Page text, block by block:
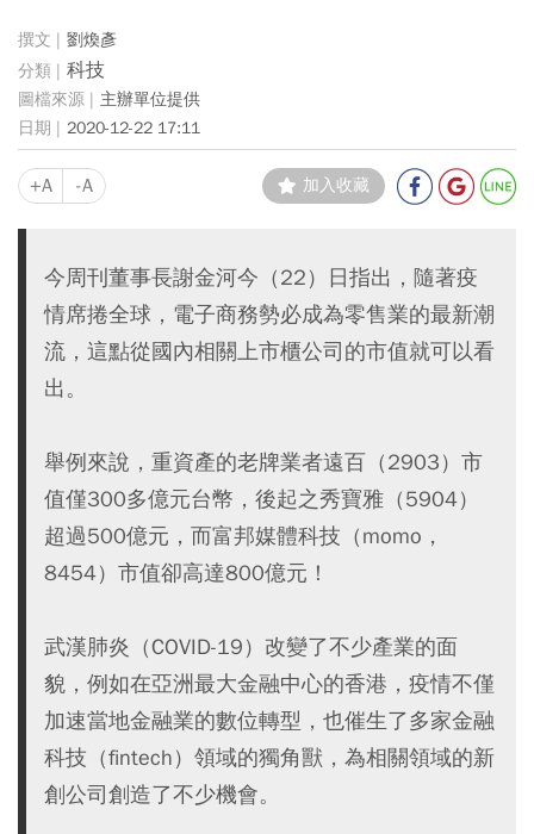
劉煥彥
科技
主辦單位提供
2020-12-22 17:11
+A -A 加入收藏
今周刊董事長謝金河今（22）日指出，隨著疫
情席捲全球，電子商務勢必成為零售業的最新潮
流，這點從國內相關上市櫃公司的市值就可以看
出。
舉例來說，重資產的老牌業者遠百（2903）市
值僅300多億元台幣，後起之秀寶雅（5904）
超過500億元，而富邦媒體科技（momo，
8454）市值卻高達800億元！
武漢肺炎（COVID-19）改變了不少產業的面
貌，例如在亞洲最大金融中心的香港，疫情不僅
加速當地金融業的數位轉型，也催生了多家金融
科技（fintech）領域的獨角獸，為相關領域的新
創公司創造了不少機會。